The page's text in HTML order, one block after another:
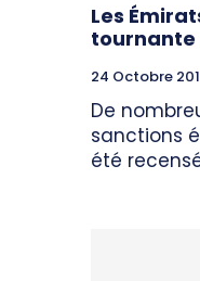
Les
tournante
24 Octobre
De
sanctions
été